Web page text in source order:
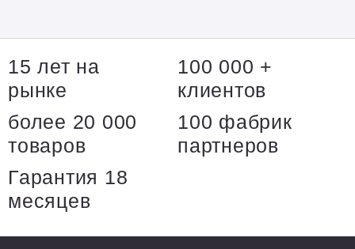
15 лет на
рынке
100 000 +
клиентов
более 20 000
товаров
100 фабрик
партнеров
Гарантия 18
месяцев